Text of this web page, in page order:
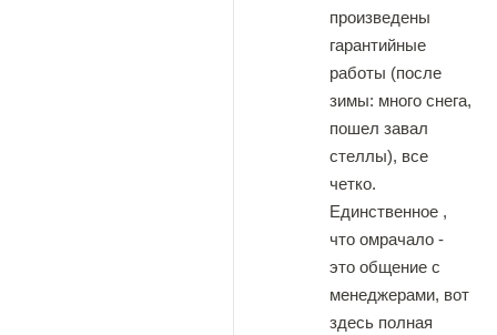
произведены
гарантийные
работы (после
зимы: много снега,
пошел завал
стеллы), все
четко.
Единственное ,
что омрачало -
это общение с
менеджерами, вот
здесь полная